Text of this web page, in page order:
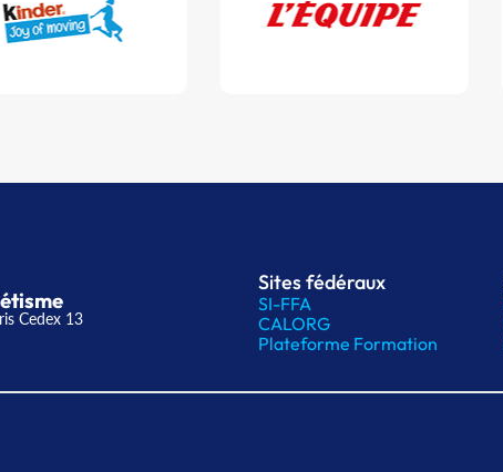
Cedex 13
Sites fédéraux
SI-FFA
CALORG
Plateforme Formation